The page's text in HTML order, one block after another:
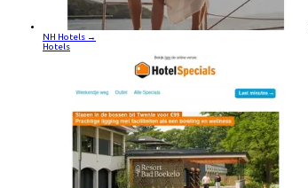
NH Hotels →
Hotels